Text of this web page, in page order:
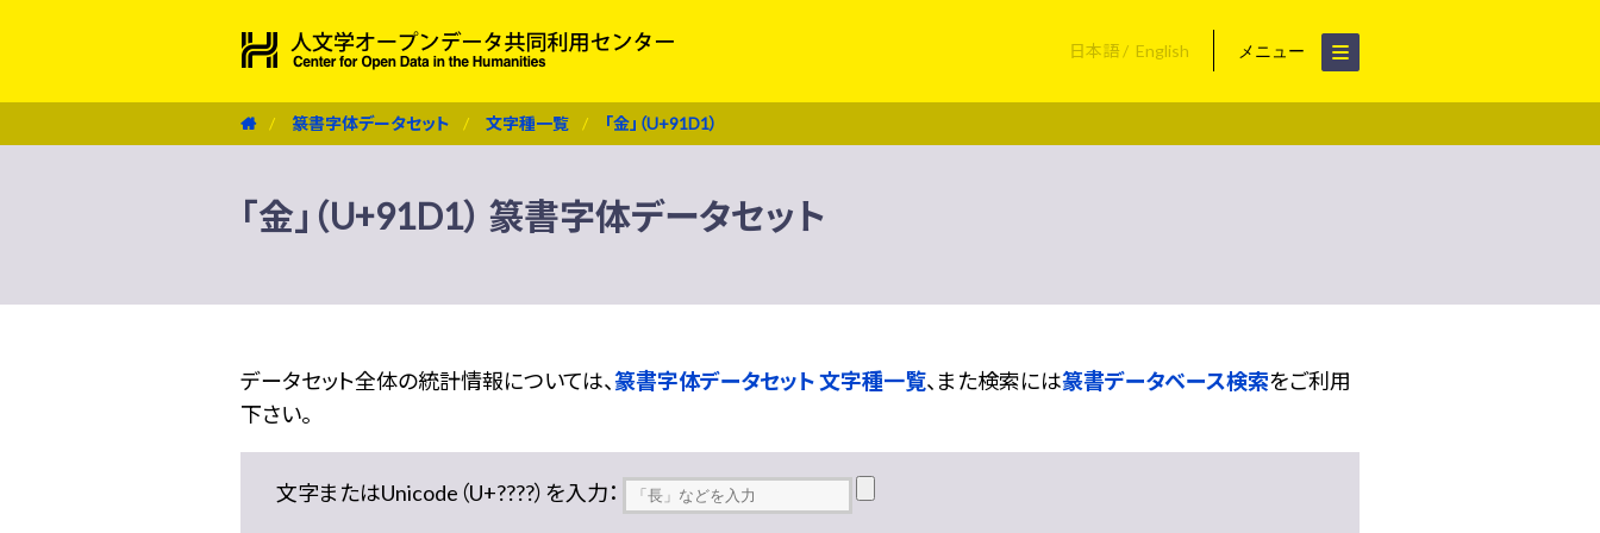
日本語 English メニュー
篆書字体データセット 文字種一覧 「金」（U+91D1）
「金」（U+91D1） 篆書字体データセット
データセット全体の統計情報については、篆書字体データセット 文字種一覧、また検索には篆書データベース検索をご利用
下さい。
文字またはUnicode（U+????）を入力：